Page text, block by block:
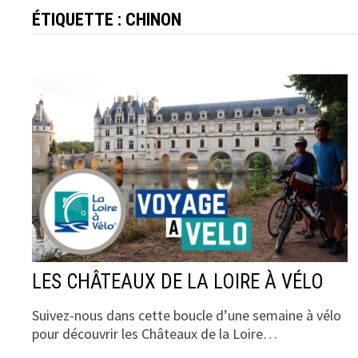
ÉTIQUETTE : CHINON
LES CHÂTEAUX DE LA LOIRE À VÉLO
Suivez-nous dans cette boucle d’une semaine à vélo
pour découvrir les Châteaux de la Loire…